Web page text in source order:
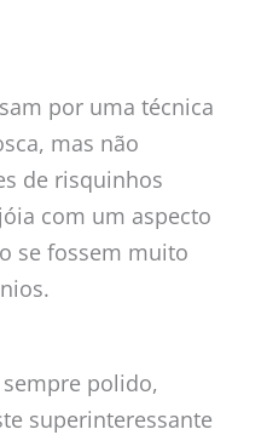
por uma técnica
mas não
de risquinhos
com um aspecto
se fossem muito
polido,
superinteressante